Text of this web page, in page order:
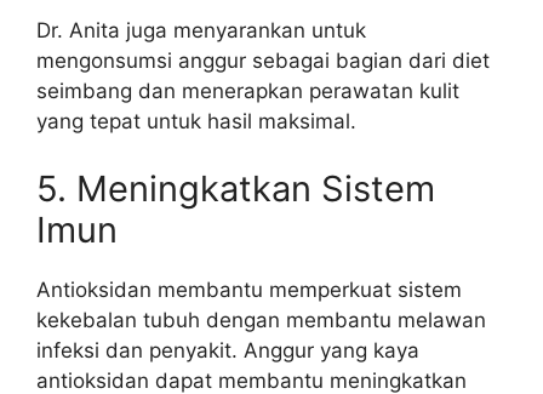
Dr. Anita juga menyarankan untuk
mengonsumsi anggur sebagai bagian dari diet
seimbang dan menerapkan perawatan kulit
yang tepat untuk hasil maksimal.
5. Meningkatkan Sistem
Imun
Antioksidan membantu memperkuat sistem
kekebalan tubuh dengan membantu melawan
infeksi dan penyakit. Anggur yang kaya
antioksidan dapat membantu meningkatkan